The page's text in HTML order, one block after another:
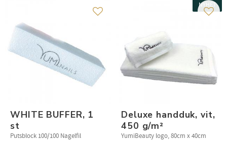
WHITE BUFFER, 1
st
Putsblock 100/100 Nagelfil
Lägg till i favoriter
Deluxe handduk, vit,
450 g/m²
YumiBeauty logo, 80cm x 40cm
NYHET